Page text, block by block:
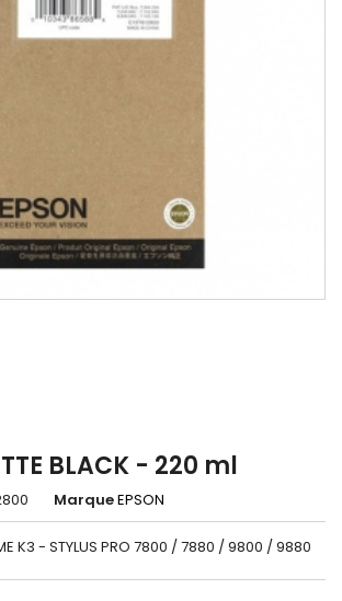
BLACK - 220 ml
MarqueEPSON
K3 - STYLUS PRO 7800 / 7880 / 9800 / 9880